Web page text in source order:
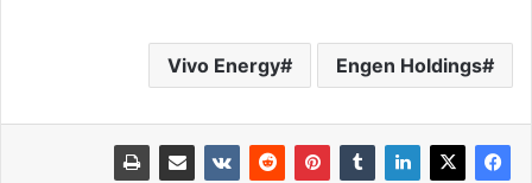
Engen Holdings
Vivo Energy